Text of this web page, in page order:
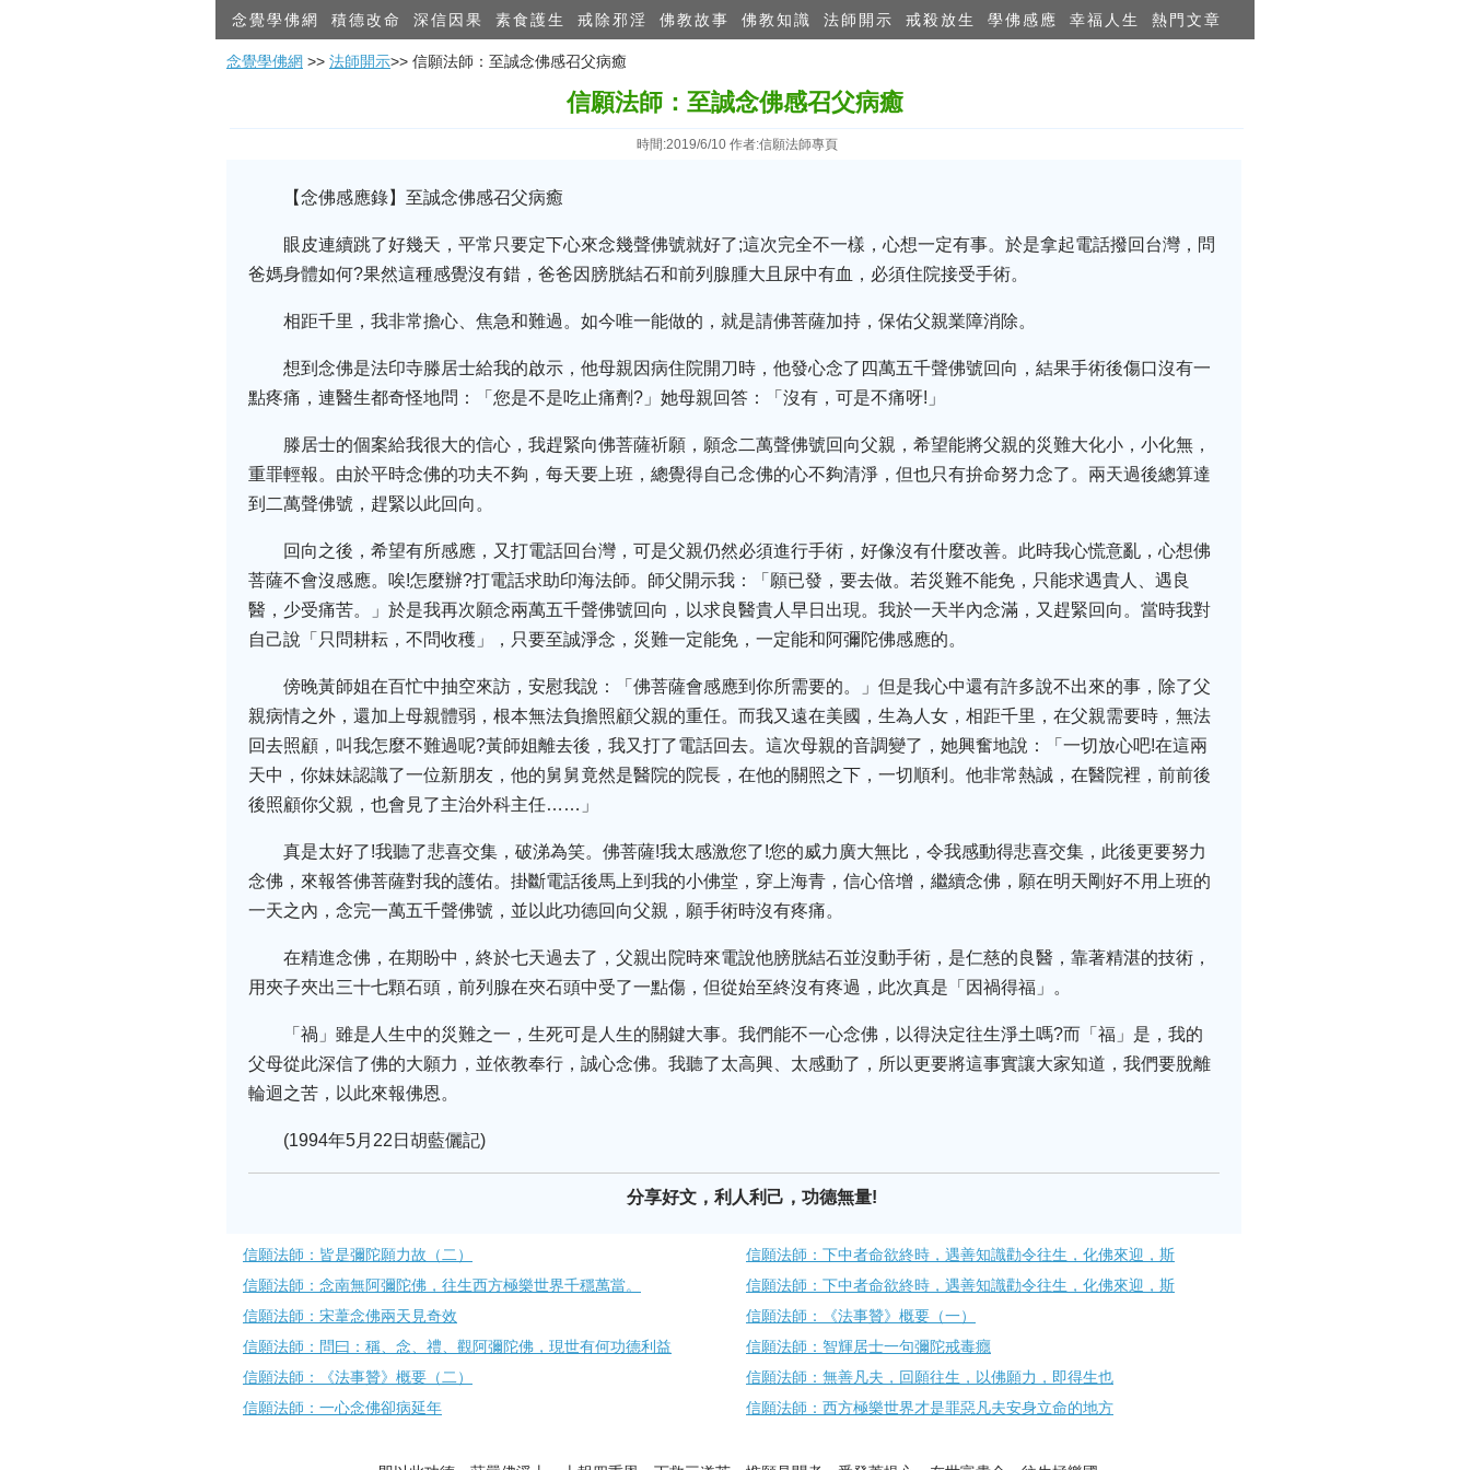
念覺學佛網 積德改命 深信因果 素食護生 戒除邪淫 佛教故事 佛教知識 法師開示 戒殺放生 學佛感應 幸福人生 熱門文章
念覺學佛網 >> 法師開示>> 信願法師：至誠念佛感召父病癒
信願法師：至誠念佛感召父病癒
時間:2019/6/10 作者:信願法師專頁
【念佛感應錄】至誠念佛感召父病癒
眼皮連續跳了好幾天，平常只要定下心來念幾聲佛號就好了;這次完全不一樣，心想一定有事。於是拿起電話撥回台灣，問
爸媽身體如何?果然這種感覺沒有錯，爸爸因膀胱結石和前列腺腫大且尿中有血，必須住院接受手術。
相距千里，我非常擔心、焦急和難過。如今唯一能做的，就是請佛菩薩加持，保佑父親業障消除。
想到念佛是法印寺滕居士給我的啟示，他母親因病住院開刀時，他發心念了四萬五千聲佛號回向，結果手術後傷口沒有一
點疼痛，連醫生都奇怪地問：「您是不是吃止痛劑?」她母親回答：「沒有，可是不痛呀!」
滕居士的個案給我很大的信心，我趕緊向佛菩薩祈願，願念二萬聲佛號回向父親，希望能將父親的災難大化小，小化無，
重罪輕報。由於平時念佛的功夫不夠，每天要上班，總覺得自己念佛的心不夠清淨，但也只有拚命努力念了。兩天過後總算達
到二萬聲佛號，趕緊以此回向。
回向之後，希望有所感應，又打電話回台灣，可是父親仍然必須進行手術，好像沒有什麼改善。此時我心慌意亂，心想佛
菩薩不會沒感應。唉!怎麼辦?打電話求助印海法師。師父開示我：「願已發，要去做。若災難不能免，只能求遇貴人、遇良
醫，少受痛苦。」於是我再次願念兩萬五千聲佛號回向，以求良醫貴人早日出現。我於一天半內念滿，又趕緊回向。當時我對
自己說「只問耕耘，不問收穫」，只要至誠淨念，災難一定能免，一定能和阿彌陀佛感應的。
傍晚黃師姐在百忙中抽空來訪，安慰我說：「佛菩薩會感應到你所需要的。」但是我心中還有許多說不出來的事，除了父
親病情之外，還加上母親體弱，根本無法負擔照顧父親的重任。而我又遠在美國，生為人女，相距千里，在父親需要時，無法
回去照顧，叫我怎麼不難過呢?黃師姐離去後，我又打了電話回去。這次母親的音調變了，她興奮地說：「一切放心吧!在這兩
天中，你妹妹認識了一位新朋友，他的舅舅竟然是醫院的院長，在他的關照之下，一切順利。他非常熱誠，在醫院裡，前前後
後照顧你父親，也會見了主治外科主任……」
真是太好了!我聽了悲喜交集，破涕為笑。佛菩薩!我太感激您了!您的威力廣大無比，令我感動得悲喜交集，此後更要努力
念佛，來報答佛菩薩對我的護佑。掛斷電話後馬上到我的小佛堂，穿上海青，信心倍增，繼續念佛，願在明天剛好不用上班的
一天之內，念完一萬五千聲佛號，並以此功德回向父親，願手術時沒有疼痛。
在精進念佛，在期盼中，終於七天過去了，父親出院時來電說他膀胱結石並沒動手術，是仁慈的良醫，靠著精湛的技術，
用夾子夾出三十七顆石頭，前列腺在夾石頭中受了一點傷，但從始至終沒有疼過，此次真是「因禍得福」。
「禍」雖是人生中的災難之一，生死可是人生的關鍵大事。我們能不一心念佛，以得決定往生淨土嗎?而「福」是，我的
父母從此深信了佛的大願力，並依教奉行，誠心念佛。我聽了太高興、太感動了，所以更要將這事實讓大家知道，我們要脫離
輪迴之苦，以此來報佛恩。
(1994年5月22日胡藍儷記)
分享好文，利人利己，功德無量!
信願法師：皆是彌陀願力故（二）
信願法師：下中者命欲終時，遇善知識勸令往生，化佛來迎，斯
信願法師：念南無阿彌陀佛，往生西方極樂世界千穩萬當。
信願法師：下中者命欲終時，遇善知識勸令往生，化佛來迎，斯
信願法師：宋葦念佛兩天見奇效
信願法師：《法事贊》概要（一）
信願法師：問曰：稱、念、禮、觀阿彌陀佛，現世有何功德利益
信願法師：智輝居士一句彌陀戒毒癮
信願法師：《法事贊》概要（二）
信願法師：無善凡夫，回願往生，以佛願力，即得生也
信願法師：一心念佛卻病延年
信願法師：西方極樂世界才是罪惡凡夫安身立命的地方